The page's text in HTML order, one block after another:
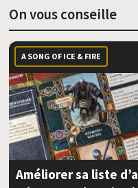
On vous conseille
A SONG OF ICE & FIRE
Améliorer sa liste